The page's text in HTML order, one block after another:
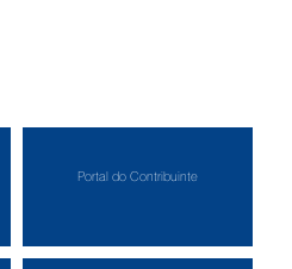
Portal do Contribuinte